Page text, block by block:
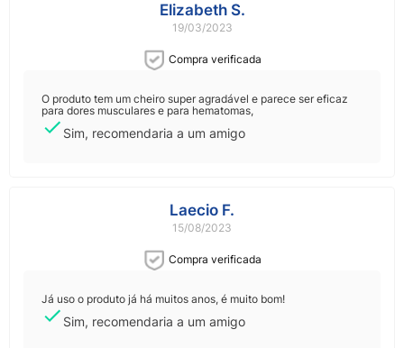
Elizabeth S.
19/03/2023
Compra verificada
O produto tem um cheiro super agradável e parece ser eficaz
para dores musculares e para hematomas,
Sim, recomendaria a um amigo
Laecio F.
15/08/2023
Compra verificada
Já uso o produto já há muitos anos, é muito bom!
Sim, recomendaria a um amigo